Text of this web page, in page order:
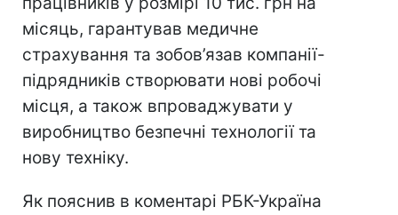
місяць, гарантував медичне
страхування та зобов’язав компанії-
підрядників створювати нові робочі
місця, а також впроваджувати у
виробництво безпечні технології та
нову техніку.
Як пояснив в коментарі РБК-Україна